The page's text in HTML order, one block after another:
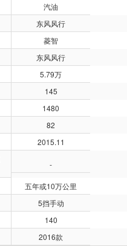
汽油
东风风行
菱智
东风风行
5.79万
145
1480
82
2015.11
-
五年或10万公里
5挡手动
140
2016款